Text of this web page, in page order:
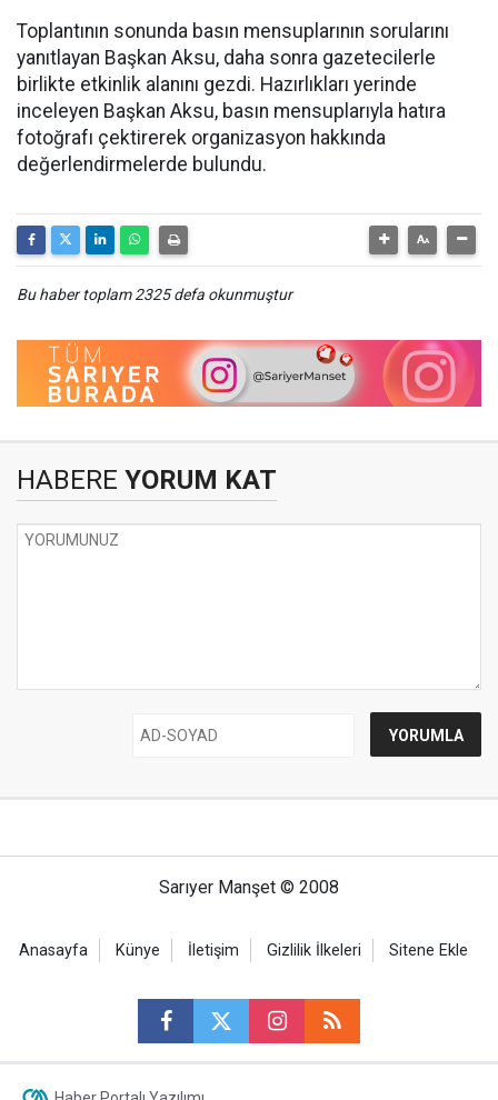
Toplantının sonunda basın mensuplarının sorularını
yanıtlayan Başkan Aksu, daha sonra gazetecilerle
birlikte etkinlik alanını gezdi. Hazırlıkları yerinde
inceleyen Başkan Aksu, basın mensuplarıyla hatıra
fotoğrafı çektirerek organizasyon hakkında
değerlendirmelerde bulundu.
Bu haber toplam 2325 defa okunmuştur
HABERE YORUM KAT
Sarıyer Manşet © 2008
Anasayfa Künye İletişim Gizlilik İlkeleri Sitene Ekle